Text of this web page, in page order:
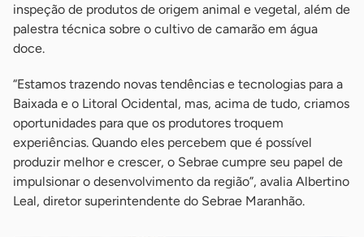
inspeção de produtos de origem animal e vegetal, além de
palestra técnica sobre o cultivo de camarão em água
doce.
“Estamos trazendo novas tendências e tecnologias para a
Baixada e o Litoral Ocidental, mas, acima de tudo, criamos
oportunidades para que os produtores troquem
experiências. Quando eles percebem que é possível
produzir melhor e crescer, o Sebrae cumpre seu papel de
impulsionar o desenvolvimento da região”, avalia Albertino
Leal, diretor superintendente do Sebrae Maranhão.